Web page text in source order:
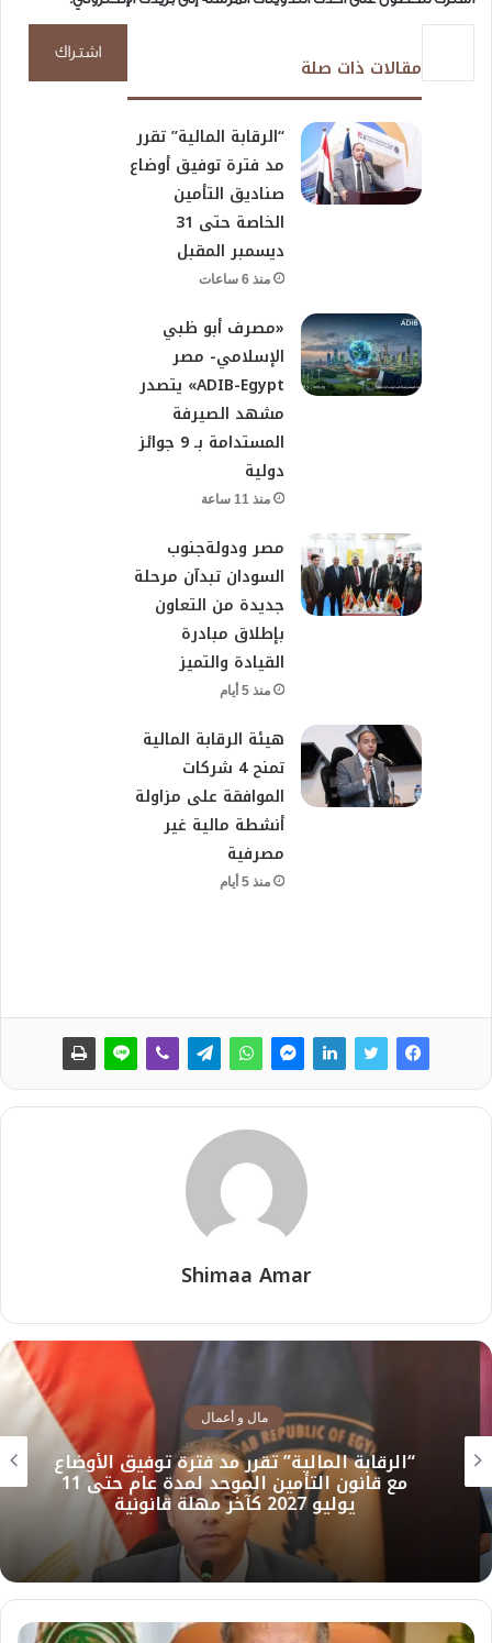
كتابة بريدك الإلكتروني...
مقالات ذات صلة
“الرقابة المالية” تقرر
مد فترة توفيق أوضاع
صناديق التأمين
الخاصة حتى 31
ديسمبر المقبل
منذ 6 ساعات
«مصرف أبو ظبي
الإسلامي- مصر
ADIB-Egypt» يتصدر
مشهد الصيرفة
المستدامة بـ 9 جوائز
دولية
منذ 11 ساعة
مصر ودولةجنوب
السودان تبدآن مرحلة
جديدة من التعاون
بإطلاق مبادرة
القيادة والتميز
منذ 5 أيام
هيئة الرقابة المالية
تمنح 4 شركات
الموافقة على مزاولة
أنشطة مالية غير
مصرفية
منذ 5 أيام
اشتراك
Shimaa Amar
مال و أعمال
“الرقابة المالية” تقرر مد فترة توفيق الأوضاع
مع قانون التأمين الموحد لمدة عام حتى 11
يوليو 2027 كآخر مهلة قانونية